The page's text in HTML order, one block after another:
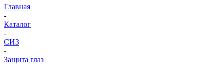
Главная
-
Каталог
-
СИЗ
-
Защита глаз